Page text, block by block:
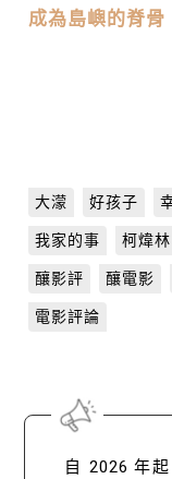
成為島嶼的脊
大濛 好孩子
我家的事 柯煒林
釀影評 釀電影
電影評論
自 2026 年